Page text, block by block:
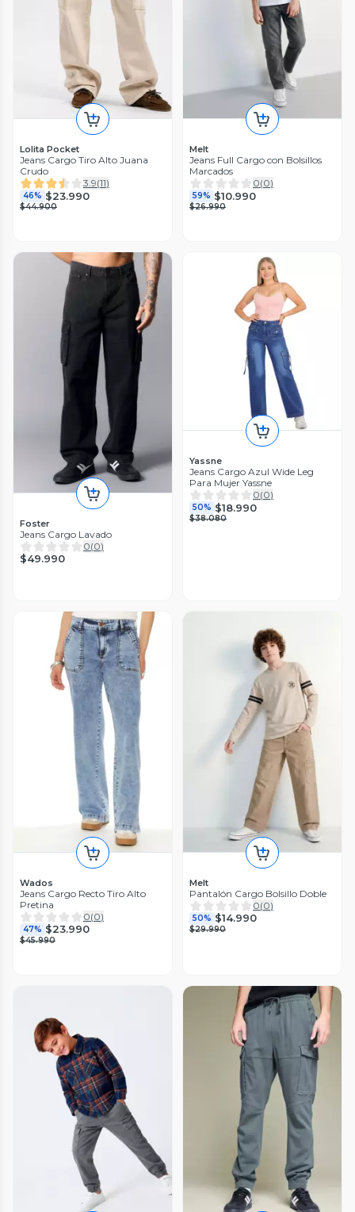
Lolita Pocket
Jeans Cargo Tiro Alto Juana
Crudo
3.9(11)
46% $23.990
$44.900
Melt
Jeans Full Cargo con Bolsillos
Marcados
0(0)
59% $10.990
$26.990
Foster
Jeans Cargo Lavado
0(0)
$49.990
Yassne
Jeans Cargo Azul Wide Leg
Para Mujer Yassne
0(0)
50% $18.990
$38.080
Wados
Jeans Cargo Recto Tiro Alto
Pretina
0(0)
47% $23.990
$45.990
Melt
Pantalón Cargo Bolsillo Doble
0(0)
50% $14.990
$29.990